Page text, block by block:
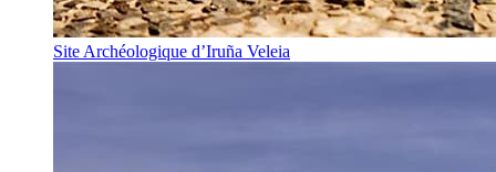
Site Archéologique d’Iruña Veleia